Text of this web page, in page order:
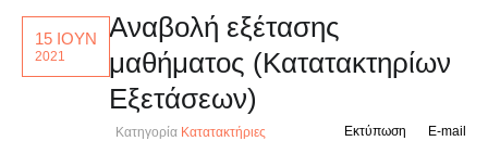
15 ΙΟΥΝ
2021
Αναβολή εξέτασης
μαθήματος (Κατατακτηρίων
Εξετάσεων)
Κατηγορία Κατατακτήριες E-mail
Εκτύπωση